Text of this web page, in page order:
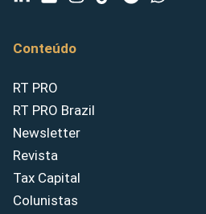
Conteúdo
RT PRO
RT PRO Brazil
Newsletter
Revista
Tax Capital
Colunistas